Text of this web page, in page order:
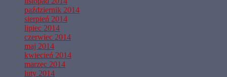
październik 2014
sierpień 2014
lipiec 2014
czerwiec 2014
maj 2014
kwiecień 2014
marzec 2014
luty 2014